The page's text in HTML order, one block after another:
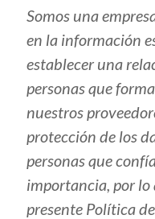
Somos una
en la información
establecer una
personas que
nuestros
protección de los
personas que
importancia, por lo
presente Política